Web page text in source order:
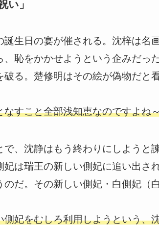
い」
誕生日の宴が催される。沈梓は名
、恥をかかせようという企みだっ
破る。楚修明はその絵が偽物だと
なすこと全部浅知恵なのですよね
で、沈静はもう終わりにしようと
妃は瑞王の新しい側妃に追い出さ
のだ。その新しい側妃・白側妃（
側妃をむしろ利用しようという